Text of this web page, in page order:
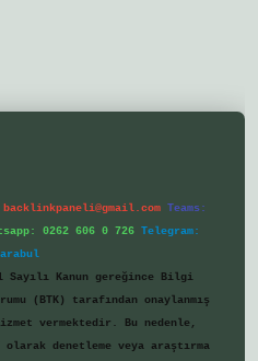
backlinkpaneli@gmail.com Teams:
0262 606 0 726 Telegram:
Sayılı Kanun gereğince Bilgi
(BTK) tarafından onaylanmış
vermektedir. Bu nedenle,
denetleme veya araştırma